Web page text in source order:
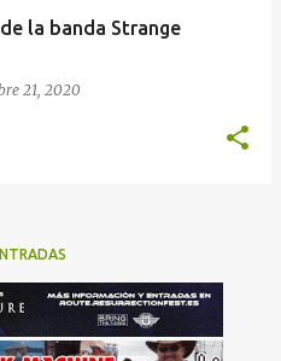
la banda Strange
21, 2020